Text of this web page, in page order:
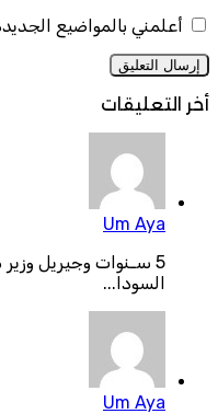
أعلمني بالمواضيع
أخر التعليقات
Um Aya
السودا...
Um Aya